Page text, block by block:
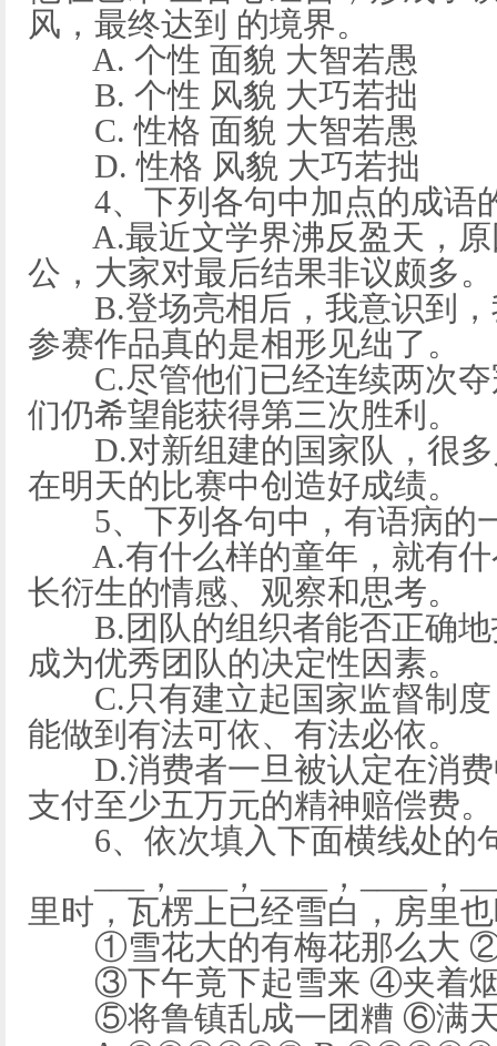
风，最终达到 的境界。
A. 个性 面貌 大智若愚
B. 个性 风貌 大巧若拙
C. 性格 面貌 大智若愚
D. 性格 风貌 大巧若拙
4、下列各句中加点的成语
A.最近文学界沸反盈天，原
公，大家对最后结果非议颇多。
B.登场亮相后，我意识到，
参赛作品真的是相形见绌了。
C.尽管他们已经连续两次夺
们仍希望能获得第三次胜利。
D.对新组建的国家队，很多
在明天的比赛中创造好成绩。
5、下列各句中，有语病的
A.有什么样的童年，就有什
长衍生的情感、观察和思考。
B.团队的组织者能否正确地
成为优秀团队的决定性因素。
C.只有建立起国家监督制度
能做到有法可依、有法必依。
D.消费者一旦被认定在消费
支付至少五万元的精神赔偿费。
6、依次填入下面横线处的
___，___，____，____，
里时，瓦楞上已经雪白，房里
①雪花大的有梅花那么大 ②
③下午竟下起雪来 ④夹着烟
⑤将鲁镇乱成一团糟 ⑥满